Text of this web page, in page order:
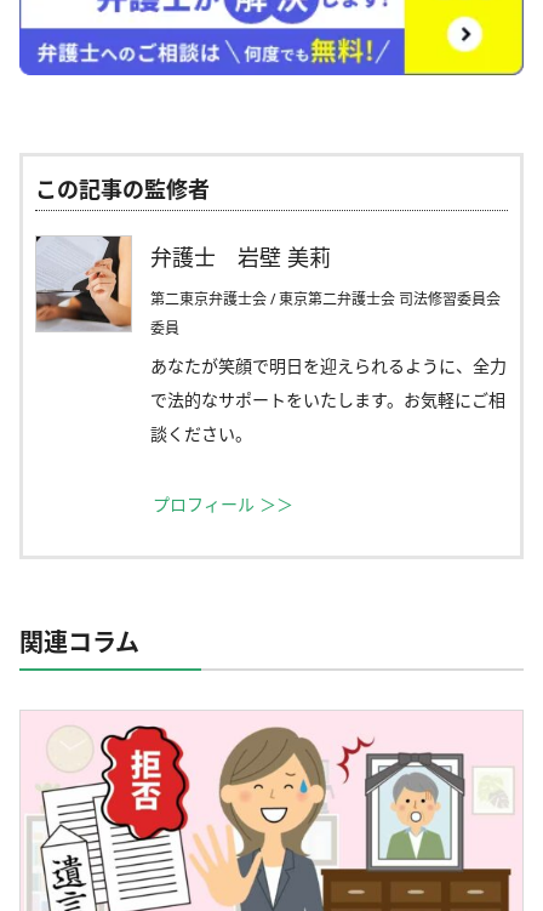
この記事の監修者
弁護士 岩壁 美莉
第二東京弁護士会 / 東京第二弁護士会 司法修習委員会
委員
あなたが笑顔で明日を迎えられるように、全力
で法的なサポートをいたします。お気軽にご相
談ください。
関連コラム